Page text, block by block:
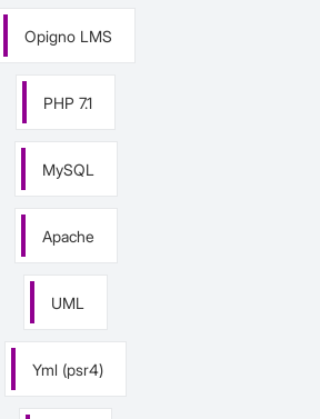
Opigno LMS
PHP 7.1
MySQL
Apache
UML
Yml (psr4)